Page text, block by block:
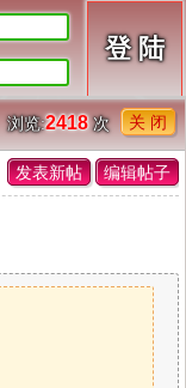
浏览:2418次 关 闭
发表新帖 编辑帖子